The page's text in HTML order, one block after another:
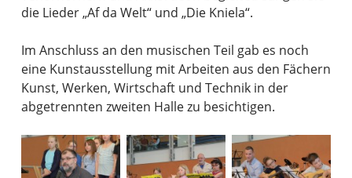
die Lieder „Af da Welt“ und „Die Kniela“.
Im Anschluss an den musischen Teil gab es noch
eine Kunstausstellung mit Arbeiten aus den Fächern
Kunst, Werken, Wirtschaft und Technik in der
abgetrennten zweiten Halle zu besichtigen.